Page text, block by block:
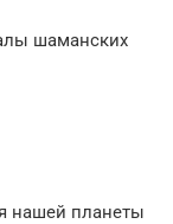
шаманских
нашей планеты